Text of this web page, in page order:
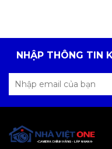
NHẬP THÔNG TIN